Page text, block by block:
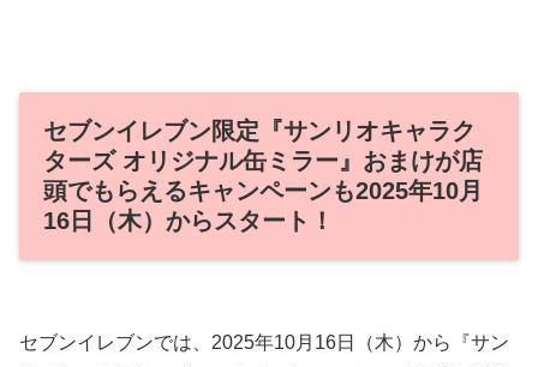
セブンイレブン限定『サンリオキャラク
ターズ オリジナル缶ミラー』おまけが店
頭でもらえるキャンペーンも2025年10月
16日（木）からスタート！
セブンイレブンでは、2025年10月16日（木）から『サン